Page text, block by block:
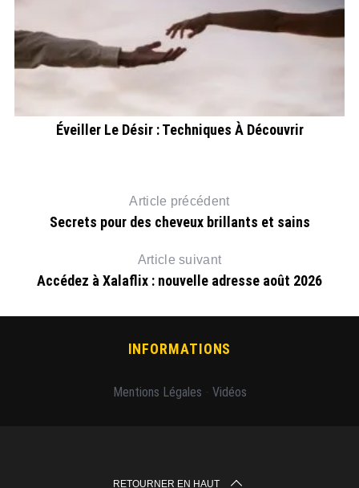
Éveiller Le Désir : Techniques À Découvrir
Article précédent
Secrets pour des cheveux brillants et sains
Article suivant
Accédez à Xalaflix : nouvelle adresse août 2026
INFORMATIONS
Mentions Légales Vidéos
RETOURNER EN HAUT